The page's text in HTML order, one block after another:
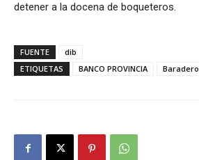
detener a la docena de boqueteros.
FUENTE
dib
ETIQUETAS
BANCO PROVINCIA Baradero